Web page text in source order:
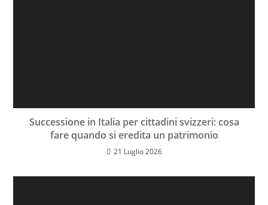
Successione in Italia per cittadini svizzeri: cosa
fare quando si eredita un patrimonio
21 Luglio 2026